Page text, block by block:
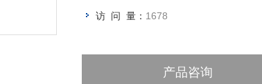
访 问 量： 1678
产品咨询